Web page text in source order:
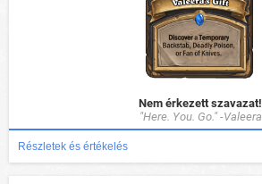
Nem érkezett szavazat!
"Here. You. Go." -Valeera
Részletek és értékelés